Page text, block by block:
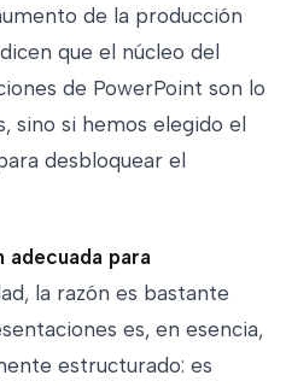
de la producción
que el núcleo del
de PowerPoint son lo
sino si hemos elegido el
desbloquear el
adecuada para
la razón es bastante
es, en esencia,
estructurado: es